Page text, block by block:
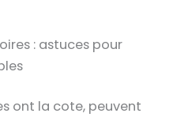
: astuces pour
ont la cote, peuvent